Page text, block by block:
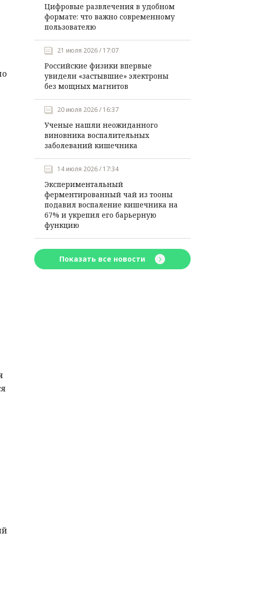
Цифровые развлечения в удобном
формате: что важно современному
пользователю
21 июля 2026 / 17:07
Российские физики впервые
увидели «застывшие» электроны
без мощных магнитов
20 июля 2026 / 16:37
Ученые нашли неожиданного
виновника воспалительных
заболеваний кишечника
14 июля 2026 / 17:34
Экспериментальный
ферментированный чай из тооны
подавил воспаление кишечника на
67% и укрепил его барьерную
функцию
Показать все новости